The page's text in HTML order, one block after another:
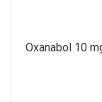
Oxanabol 10